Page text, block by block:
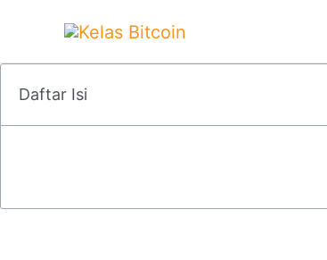
Daftar Isi